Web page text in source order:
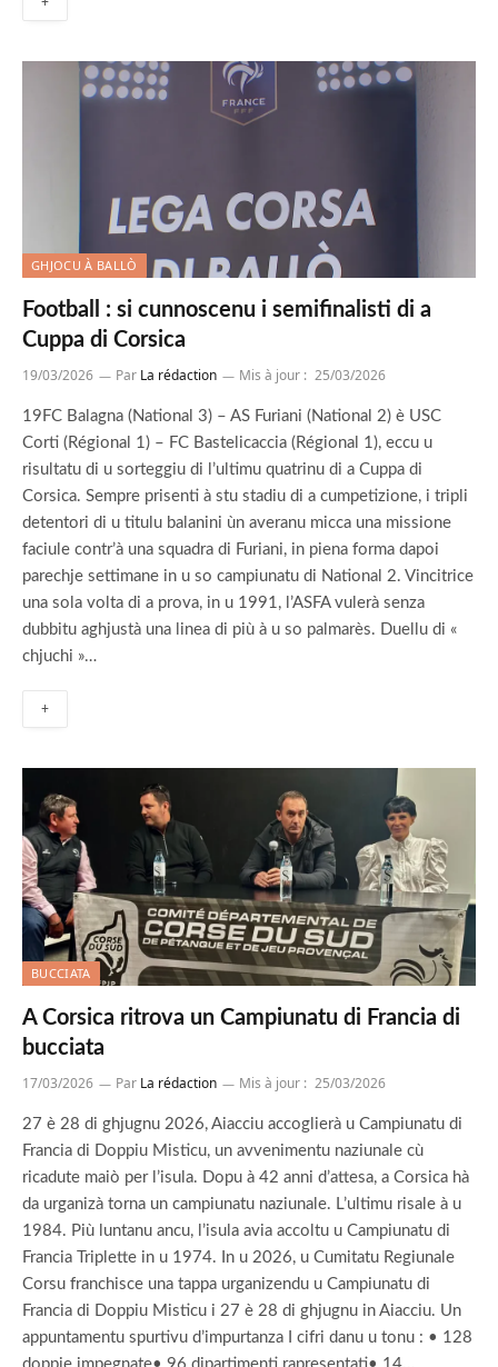
GHJOCU À BALLÒ
Football : si cunnoscenu i semifinalisti di a
Cuppa di Corsica
19/03/2026 Par La rédaction Mis à jour : 25/03/2026
19FC Balagna (National 3) – AS Furiani (National 2) è USC
Corti (Régional 1) – FC Bastelicaccia (Régional 1), eccu u
risultatu di u sorteggiu di l’ultimu quatrinu di a Cuppa di
Corsica. Sempre prisenti à stu stadiu di a cumpetizione, i tripli
detentori di u titulu balanini ùn averanu micca una missione
faciule contr’à una squadra di Furiani, in piena forma dapoi
parechje settimane in u so campiunatu di National 2. Vincitrice
una sola volta di a prova, in u 1991, l’ASFA vulerà senza
dubbitu aghjustà una linea di più à u so palmarès. Duellu di «
chjuchi »…
+
BUCCIATA
A Corsica ritrova un Campiunatu di Francia di
bucciata
17/03/2026 Par La rédaction Mis à jour : 25/03/2026
27 è 28 di ghjugnu 2026, Aiacciu accoglierà u Campiunatu di
Francia di Doppiu Misticu, un avvenimentu naziunale cù
ricadute maiò per l’isula. Dopu à 42 anni d’attesa, a Corsica hà
da urganizà torna un campiunatu naziunale. L’ultimu risale à u
1984. Più luntanu ancu, l’isula avia accoltu u Campiunatu di
Francia Triplette in u 1974. In u 2026, u Cumitatu Regiunale
Corsu franchisce una tappa urganizendu u Campiunatu di
Francia di Doppiu Misticu i 27 è 28 di ghjugnu in Aiacciu. Un
appuntamentu spurtivu d’impurtanza I cifri danu u tonu : • 128